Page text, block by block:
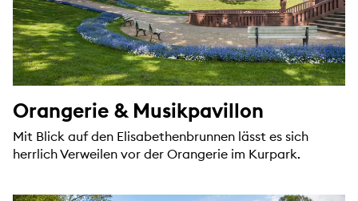
Orangerie & Musikpavillon
Mit Blick auf den Elisabethenbrunnen lässt es sich
herrlich Verweilen vor der Orangerie im Kurpark.